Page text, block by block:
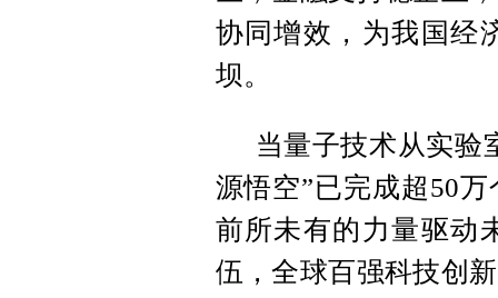
协同增效，为我国经
坝。
当量子技术从实验
源悟空”已完成超50
前所未有的力量驱动
伍，全球百强科技创